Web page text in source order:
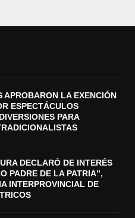
APROBARON LA EXENCIÓN
ESPECTÁCULOS
PARA
DECLARÓ DE INTERÉS
PADRE DE LA PATRIA”,
INTERPROVINCIAL DE